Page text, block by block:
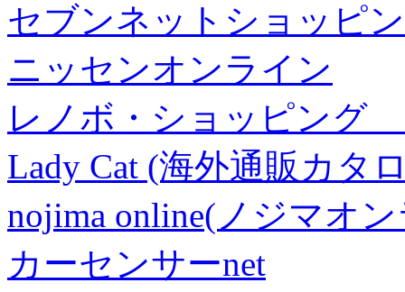
セブンネットショッピ
ニッセンオンライン
レノボ・ショッピング
Lady Cat (海外通販カタ
nojima online(ノジマオ
カーセンサーnet